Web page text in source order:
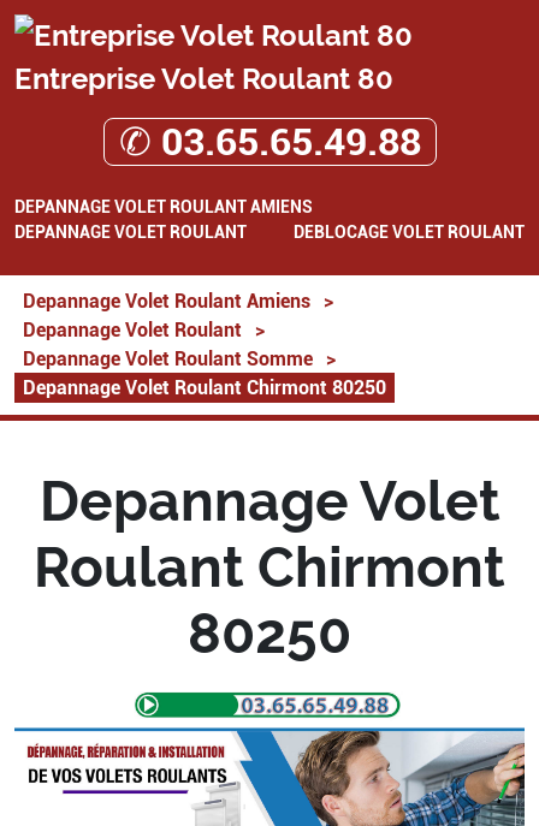
Entreprise Volet Roulant 80
✆ 03.65.65.49.88
DEPANNAGE VOLET ROULANT AMIENS
DEPANNAGE VOLET ROULANT
DEBLOCAGE VOLET ROULANT
Depannage Volet Roulant Amiens
>
Depannage Volet Roulant
>
Depannage Volet Roulant Somme
>
Depannage Volet Roulant Chirmont 80250
Depannage Volet
Roulant Chirmont
80250